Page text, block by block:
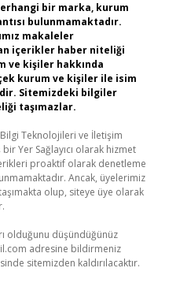
bir marka, kurum
bulunmamaktadır.
makaleler
içerikler haber niteliği
ve kişiler hakkında
kurum ve kişiler ile isim
Sitemizdeki bilgiler
taşımazlar.
Bilgi Teknolojileri ve İletişim
Yer Sağlayıcı olarak hizmet
proaktif olarak denetleme
Ancak, üyelerimiz
olup, siteye üye olarak
olduğunu düşündüğünüz
adresine bildirmeniz
sitemizden kaldırılacaktır.